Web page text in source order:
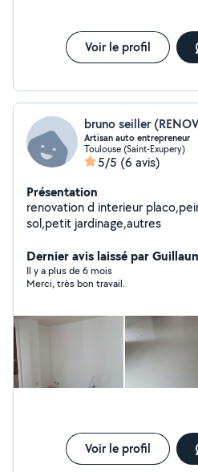
Voir le profil
bruno seiller
Artisan auto entrepreneur
Toulouse (Saint-Exupery)
5/5 (6 avis)
Présentation
renovation d interieur
sol,petit jardinage,autres
Dernier avis laissé par
Il y a plus de 6 mois
Merci, très bon travail.
Voir le profil